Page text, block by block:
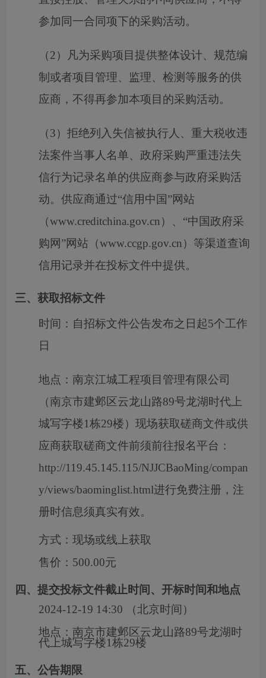
参加同一合同项下的采购活动。
（2）凡为采购项目提供整体设计、规范编
制或者项目管理、监理、检测等服务的供
应商，不得再参加本项目的采购活动。
（3） 拒绝列入失信被执行人、重大税收违
法案件当事人名单、政府采购严重违法失
信行为记录名单的供应商参与政府采购活
动。供应商通过“信用中国”网站
（www.creditchina.gov.cn）、“中国政府采
购网”网站（www.ccgp.gov.cn）等渠道查询
信用记录并在投标文件中提供。
三、获取招标文件
时间： 自招标文件公告发布之日起5个工作
日
地点： 南京江城工程项目管理有限公司
（南京市建邺区云龙山路89号龙湖时代上
城写字楼1栋29楼）现场获取磋商文件或供
应商获取磋商文件前须前往报名平台：
http://119.45.145.115/NJJCBaoMing/compan
y/views/baominglist.html进行免费注册，注
册时信息须真实有效。
方式： 现场或线上获取
售价： 500.00元
四、提交投标文件截止时间、开标时间和地点
2024-12-19 14:30 （北京时间）
地点： 南京市建邺区云龙山路89号龙湖时
代上城写字楼1栋29楼
五、公告期限